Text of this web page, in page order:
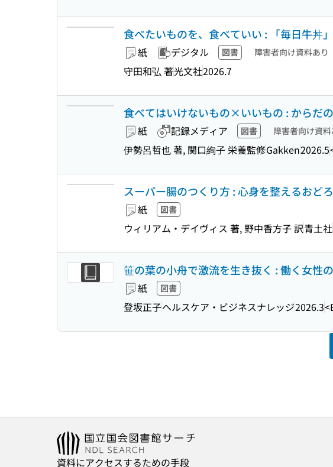
食べたいものを、食べていい : 「毎日牛丼
紙 デジタル 図書 障害者向け資料あり
守田和弘 著光文社2026.7
食べてはいけないもの×いいもの : からだ
紙 記録メディア 図書 障害者向け資料
伊勢呂哲也 著, 関口絢子 栄養監修Gakken2026.5
スーパー腸のつくり方 : 心身を整えるおど
紙 図書
ウィリアム・デイヴィス 著, 野中香方子 訳青土社
笹の葉の小舟で激流を生き抜く : 働く女性
紙 図書
登坂正子ヘルスケア・ビジネスナレッジ2026.3
資料にアクセスするための手段